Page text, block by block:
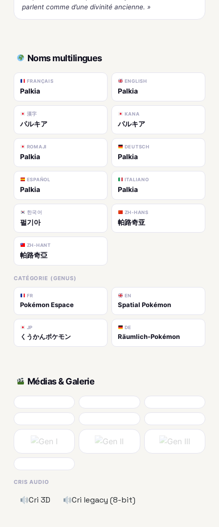
parlent comme d’une divinité ancienne. »
Noms multilingues
FRANÇAIS
Palkia
ENGLISH
Palkia
漢字
パルキア
KANA
パルキア
ROMAJI
Palkia
DEUTSCH
Palkia
ESPAÑOL
Palkia
ITALIANO
Palkia
한국어
펄기아
ZH-HANS
帕路奇亚
ZH-HANT
帕路奇亞
CATÉGORIE (GENUS)
FR
Pokémon Espace
EN
Spatial Pokémon
JP
くうかんポケモン
DE
Räumlich-Pokémon
Médias & Galerie
CRIS AUDIO
Cri 3D Cri legacy (8-bit)